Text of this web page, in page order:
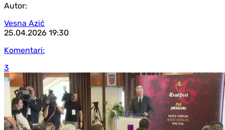
Autor:
Vesna Azić
25.04.2026 19:30
Komentari:
3